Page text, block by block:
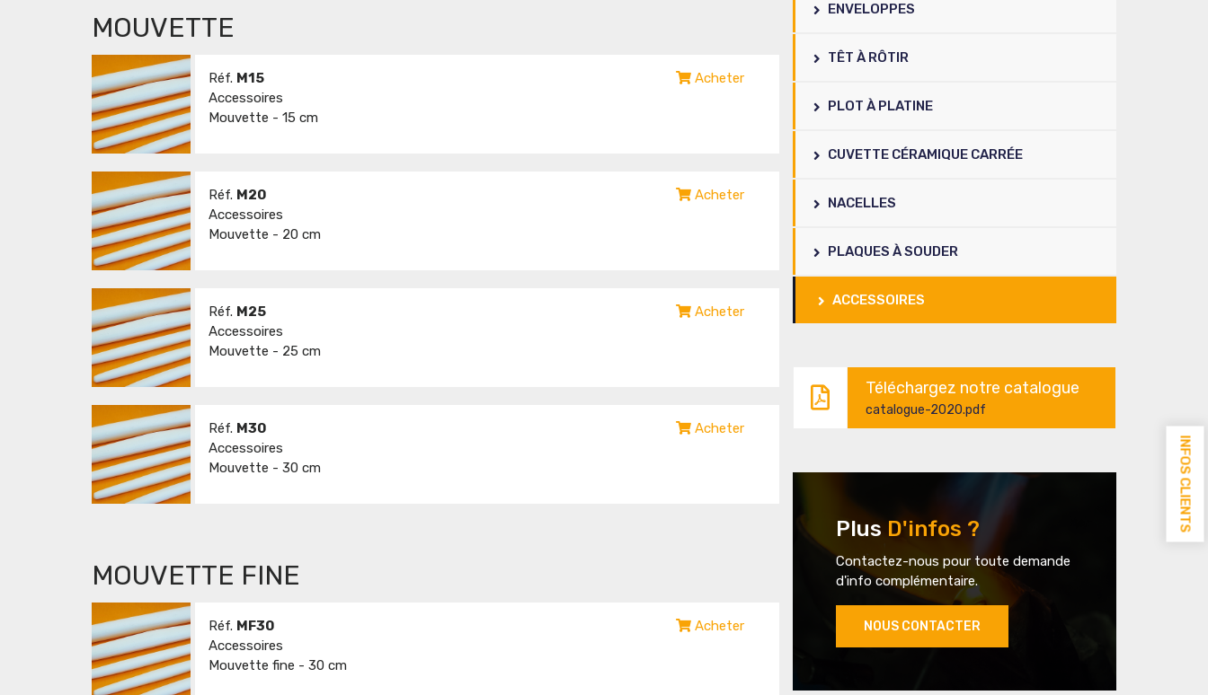
MOUVETTE
Réf. M15
Accessoires
Mouvette - 15 cm
Acheter
Réf. M20
Accessoires
Mouvette - 20 cm
Acheter
Réf. M25
Accessoires
Mouvette - 25 cm
Acheter
Réf. M30
Accessoires
Mouvette - 30 cm
Acheter
MOUVETTE FINE
Réf. MF30
Accessoires
Mouvette fine - 30 cm
Acheter
ENVELOPPES
TÊT À RÔTIR
PLOT À PLATINE
CUVETTE CÉRAMIQUE CARRÉE
NACELLES
PLAQUES À SOUDER
ACCESSOIRES
Téléchargez notre catalogue
catalogue-2020.pdf
PlusD'infos ?
Contactez-nous pour toute demande
d'info complémentaire.
NOUS CONTACTER
INFOS CLIENTS